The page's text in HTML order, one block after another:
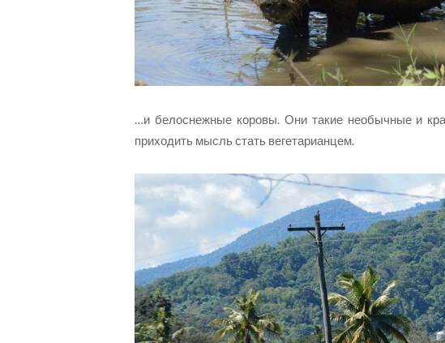
…и белоснежные коровы. Они такие необычные и
приходить мысль стать вегетарианцем.